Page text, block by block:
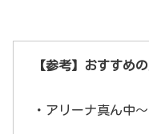
【参考】おすすめ
・アリーナ真ん中